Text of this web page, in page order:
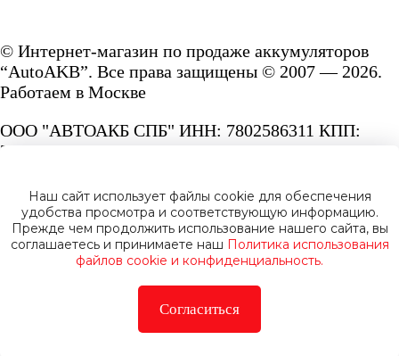
© Интернет-магазин по продаже аккумуляторов
“AutoAKB”. Все права защищены © 2007 — 2026.
Работаем в Москве
ООО "АВТОАКБ СПБ" ИНН: 7802586311 КПП:
780201001 ОГРН: 1167847287156.
Сайт под защитой reCAPTCHA и Google
Privacy PolicyиTerms of Service.
Политика конфиденциальности
Наш сайт использует файлы cookie для обеспечения
удобства просмотра и соответствующую информацию.
Прежде чем продолжить использование нашего сайта, вы
соглашаетесь и принимаете наш Политика использования
файлов cookie и конфиденциальность.
Согласиться